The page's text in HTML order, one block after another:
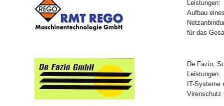
Leistungen:
Aufbau
für das
De Fazio,
Leistungen:
IT-Systeme